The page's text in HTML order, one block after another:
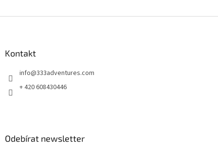
Kontakt
info@333adventures.com
+ 420 608430446
Odebírat newsletter